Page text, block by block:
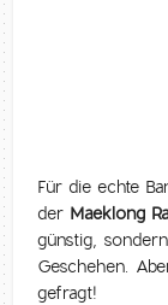
Für die echte
der Maeklong
günstig,
Geschehen.
gefragt!